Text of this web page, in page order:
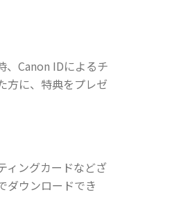
、Canon IDによるチ
方に、特典をプレゼ
ィングカードなどざ
ダウンロードでき